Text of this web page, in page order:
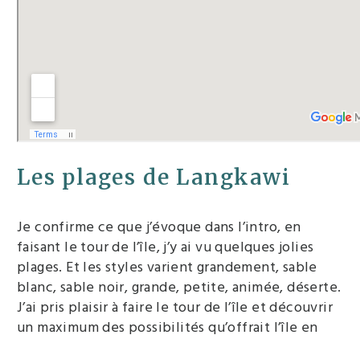
Les plages de Langkawi
Je confirme ce que j’évoque dans l’intro, en
faisant le tour de l’île, j’y ai vu quelques jolies
plages. Et les styles varient grandement, sable
blanc, sable noir, grande, petite, animée, déserte.
J’ai pris plaisir à faire le tour de l’île et découvrir
un maximum des possibilités qu’offrait l’île en